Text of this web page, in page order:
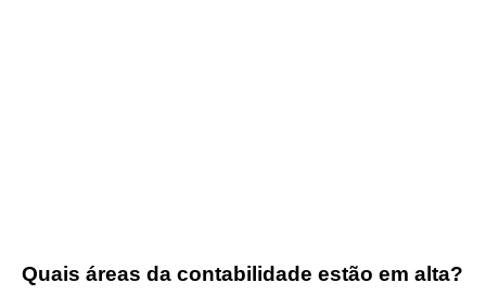
Quais áreas da contabilidade estão em alta?